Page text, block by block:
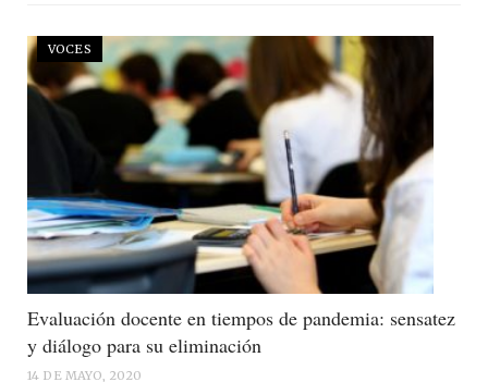
VOCES
Evaluación docente en tiempos de pandemia: sensatez
y diálogo para su eliminación
14 DE MAYO, 2020